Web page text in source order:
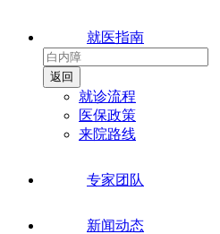
就医指南
就诊流程
医保政策
来院路线
专家团队
新闻动态